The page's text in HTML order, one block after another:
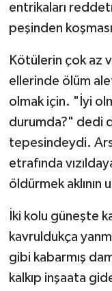
entrikaları
peşinden
Kötülerin çok az
ellerinde ölüm
olmak için. "İyi
durumda?" dedi
tepesindeydi.
etrafında
öldürmek
İki kolu güneşte
kavruldukça
gibi kabarmış
kalkıp inşaata